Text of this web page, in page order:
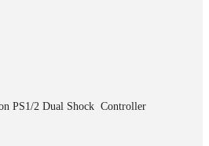
PS1/2 Dual Shock Controller